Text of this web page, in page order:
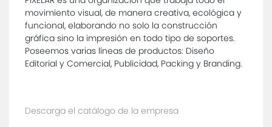
movimiento visual, de manera creativa, ecológica y
funcional, elaborando no solo la construcción
gráfica sino la impresión en todo tipo de soportes.
Poseemos varias líneas de productos: Diseño
Editorial y Comercial, Publicidad, Packing y Branding.
Descarga el catálogo de la empresa